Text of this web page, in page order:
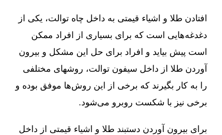
افتادن طلا و اشیاء قیمتی به داخل چاه توالت، یکی از
دغدغه‌هایی است که برای بسیاری از افراد ممکن
است پیش بیاید و افراد برای حل این مشکل و بیرون
آوردن طلا از داخل سیفون توالت، روشهای مختلفی
را به کار بگیرند که برخی از این روش‌ها موفق بوده و
برخی نیز با شکست روبرو می‌شود.
برای بیرون آوردن دستبند طلا و اشیاء قیمتی از داخل